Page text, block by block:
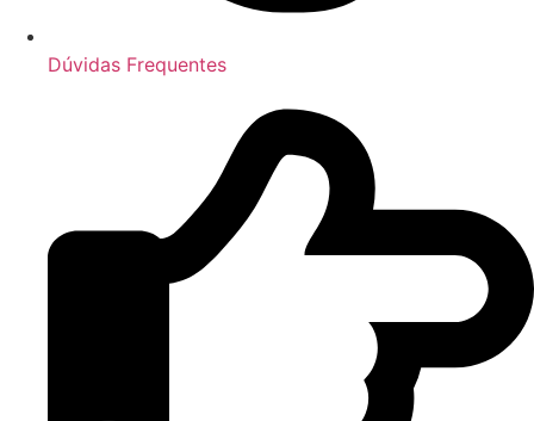
Dúvidas Frequentes